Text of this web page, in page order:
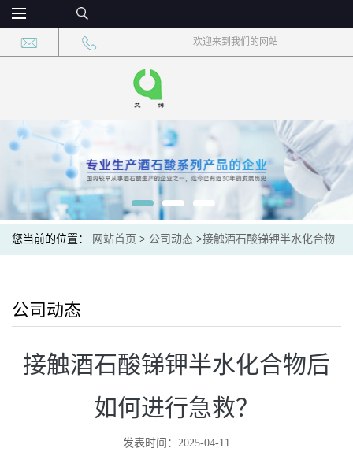
欢迎来到我们的网站
您当前的位置： 网站首页 > 公司动态 >接触酒石酸锑钾半水化合物
公司动态
接触酒石酸锑钾半水化合物后
如何进行急救？
发表时间：2025-04-11